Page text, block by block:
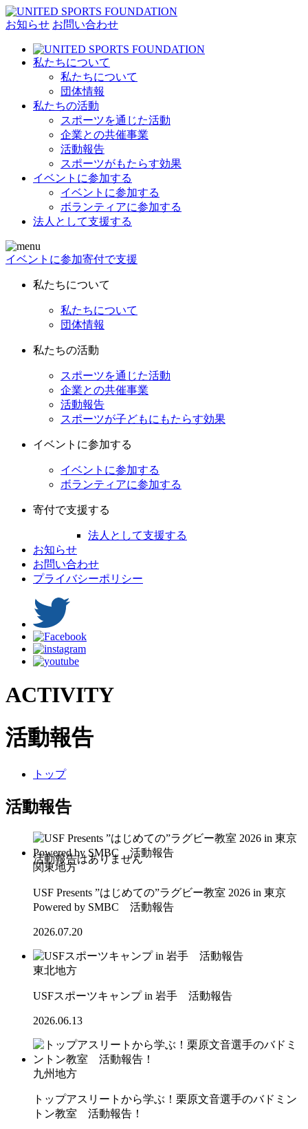
お知らせ お問い合わせ
私たちについて
私たちについて
団体情報
私たちの活動
スポーツを通じた活動
企業との共催事業
活動報告
スポーツがもたらす効果
イベントに参加する
イベントに参加する
ボランティアに参加する
法人として支援する
イベントに参加寄付で支援
私たちについて
私たちについて
団体情報
私たちの活動
スポーツを通じた活動
企業との共催事業
活動報告
スポーツが子どもにもたらす効果
イベントに参加する
イベントに参加する
ボランティアに参加する
寄付で支援する
法人として支援する
お知らせ
お問い合わせ
プライバシーポリシー
ACTIVITY
活動報告
トップ
活動報告
関東地方
USF Presents ”はじめての”ラグビー教室 2026 in 東京
Powered by SMBC 活動報告
2026.07.20
東北地方
USFスポーツキャンプ in 岩手 活動報告
2026.06.13
九州地方
トップアスリートから学ぶ！栗原文音選手のバドミン
トン教室 活動報告！